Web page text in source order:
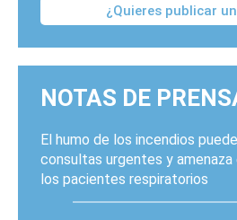
¿Quieres publicar
NOTAS DE
El humo de los incendios
consultas urgentes y
los pacientes respiratorios